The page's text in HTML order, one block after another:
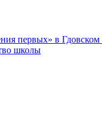
первых» в Гдовском
школы